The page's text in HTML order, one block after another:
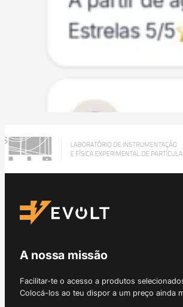
A nossa missão
Facilitar-te o acesso a produtos
Colocá-los ao teu dispor a um preço ainda